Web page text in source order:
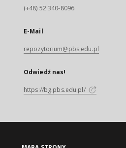
(+48) 52 340-8096
E-Mail
repozytorium@pbs.edu.pl
Odwiedź nas!
https://bg.pbs.edu.pl/